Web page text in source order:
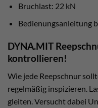
Bruchlast: 22 kN
Bedienungsanleitung
DYNA.MIT
kontrollieren!
Wie jede Reepschnur
regelmäßig inspizieren.
gleiten. Versucht dabei